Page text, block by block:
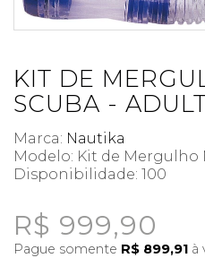
KIT DE
SCUBA -
Marca: Nautika
Modelo: Kit de Mergulho
Disponibilidade: 100
R$ 999,90
Pague somente R$ 899,91 à